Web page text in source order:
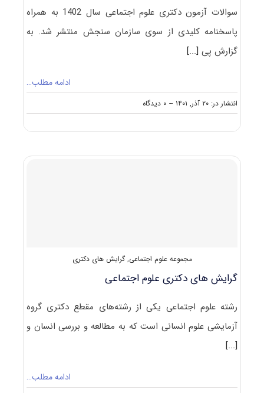
سوالات آزمون دکتری علوم اجتماعی سال 1402 به همراه
پاسخنامه کلیدی از سوی سازمان سنجش منتشر شد. به
گزارش پی[...]
ادامه مطلب…
انتشار در: ۲۰ آذر, ۱۴۰۱ -- ۰ دیدگاه
on
سوالات
علوم
مجموعه علوم اجتماعی,گرایش های دکتری
گرایش های دکتری ﻋﻠﻮم اﺟﺘﻤﺎعی
رشته علوم اجتماعی یکی از رشته‌های مقطع دکتری گروه
آزمایشی علوم انسانی است که به مطالعه و بررسی انسان و
[...]
ادامه مطلب…